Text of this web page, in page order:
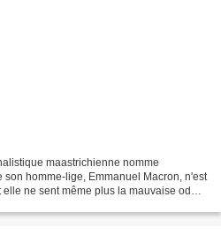
maastrichienne nomme
homme-lige, Emmanuel Macron, n'est
ne sent même plus la mauvaise odeur